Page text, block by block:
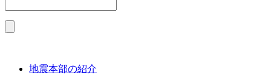
地震本部の紹介